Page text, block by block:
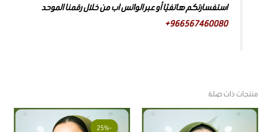
استفسارتكم هاتفيًا أو عبر الواتس اب من خلال رقمنا الموحد
966567460080+
منتجات ذات صلة
هناك
-25%-25%
السعر
الأصلي
السعر